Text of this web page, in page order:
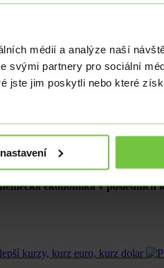
médií a analýze naší
svými partnery pro sociální
jste jim poskytli nebo které
vývojem ekonomiky v
cel na dovoz zboží do
spotřeba domácností a fixní
fixní investice a zahraniční
lze hodnotit především
obrat v německém
zlepšují.
Podle aktuální
jen vykáže mírný kladný růst,
ekonomika v